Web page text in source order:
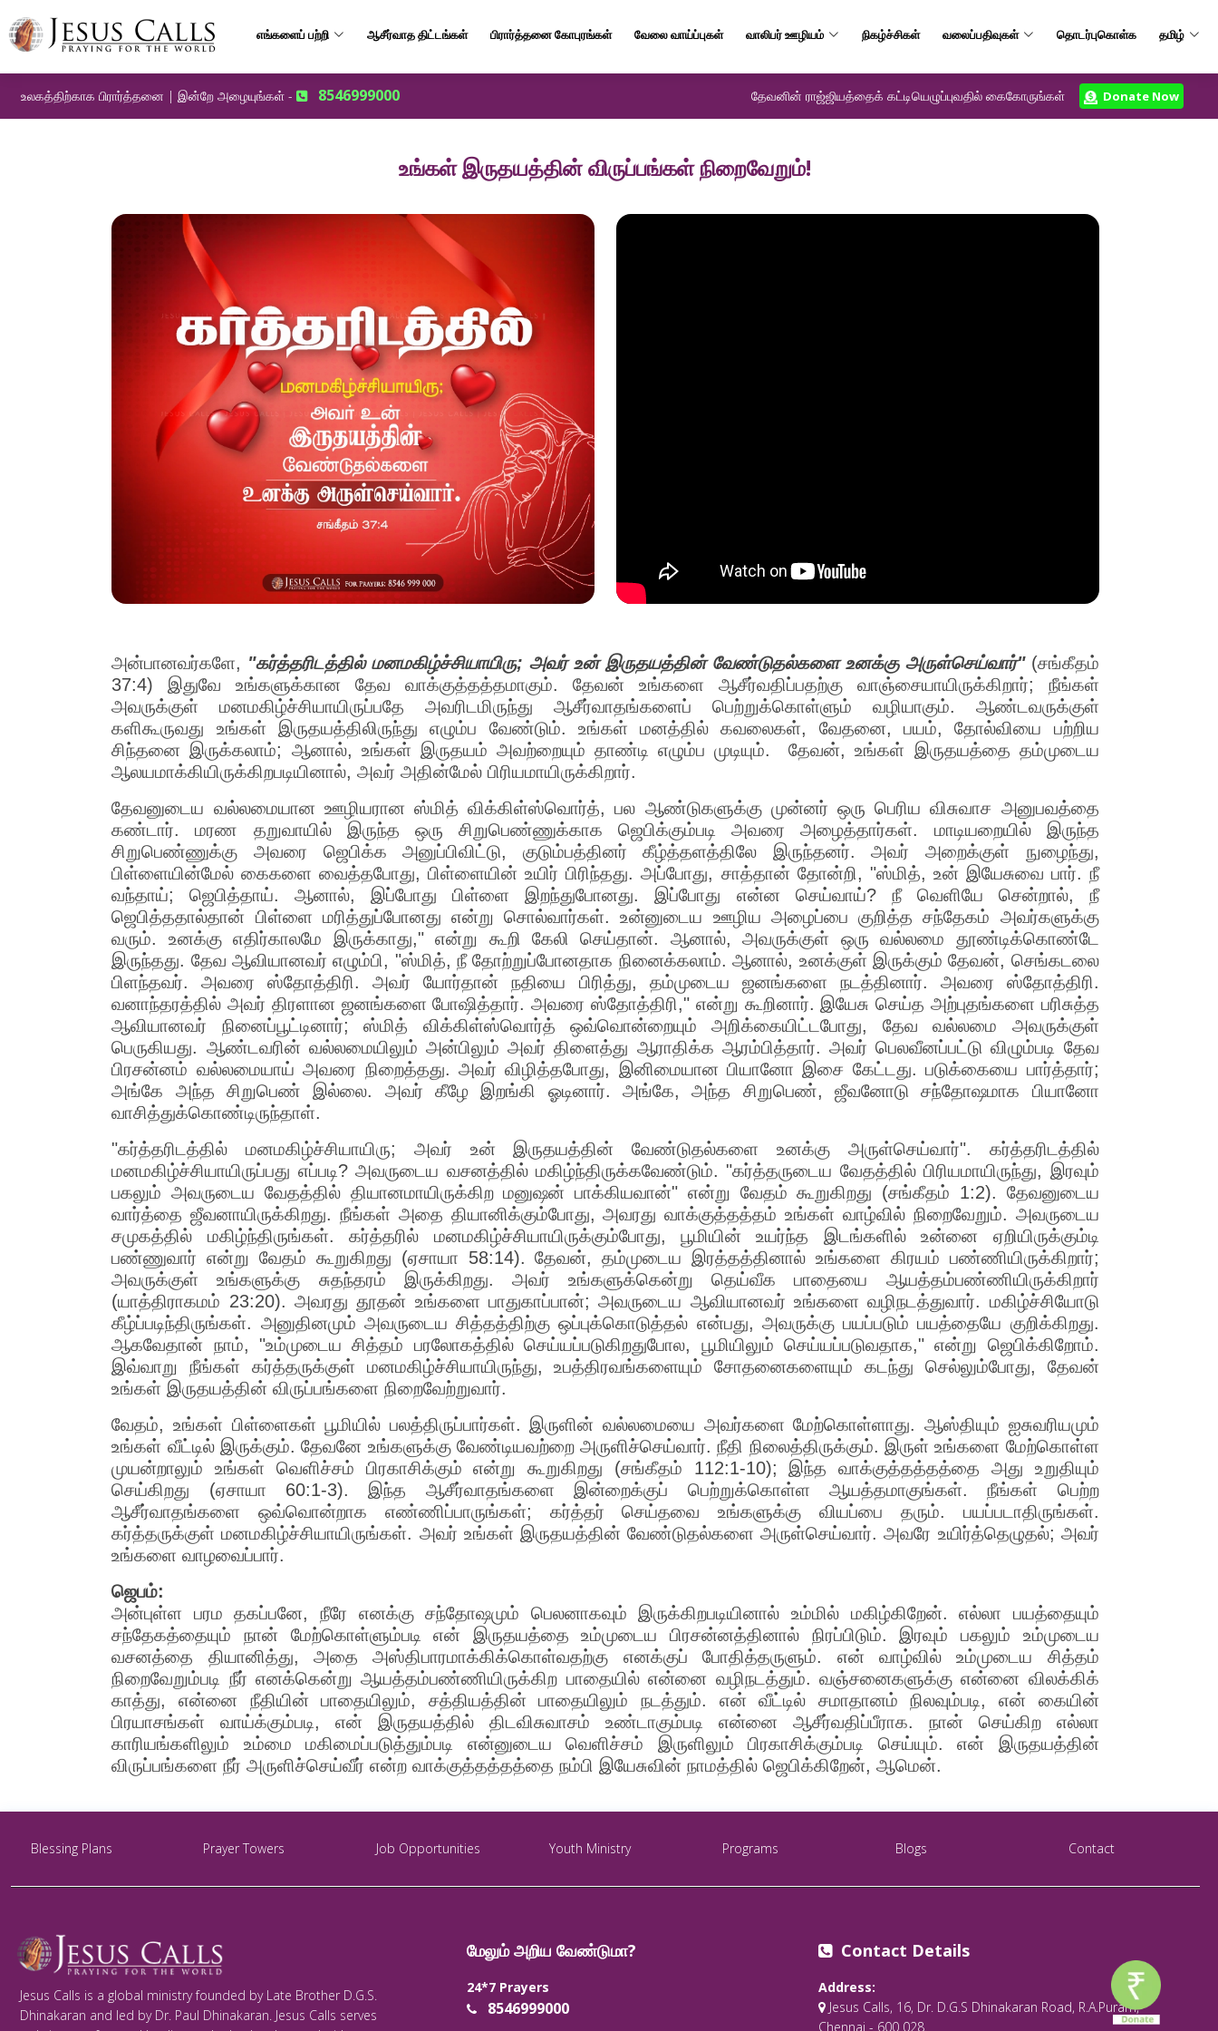
எங்களைப் பற்றி ஆசீர்வாத திட்டங்கள் பிரார்த்தனை கோபுரங்கள் வேலை வாய்ப்புகள் வாலிபர் ஊழியம் நிகழ்ச்சிகள் வலைப்பதிவுகள் தொடர்புகொள்க தமிழ்
உலகத்திற்காக பிரார்த்தனை | இன்றே அழையுங்கள் - 8546999000 தேவனின் ராஜ்ஜியத்தைக் கட்டியெழுப்புவதில் கைகோருங்கள் Donate Now
உங்கள் இருதயத்தின் விருப்பங்கள் நிறைவேறும்!
அன்பானவர்களே, "கர்த்தரிடத்தில் மனமகிழ்ச்சியாயிரு; அவர் உன் இருதயத்தின் வேண்டுதல்களை உனக்கு அருள்செய்வார்"(சங்கீதம்
37:4) இதுவே உங்களுக்கான தேவ வாக்குத்தத்தமாகும். தேவன் உங்களை ஆசீர்வதிப்பதற்கு வாஞ்சையாயிருக்கிறார்; நீங்கள்
அவருக்குள் மனமகிழ்ச்சியாயிருப்பதே அவரிடமிருந்து ஆசீர்வாதங்களைப் பெற்றுக்கொள்ளும் வழியாகும். ஆண்டவருக்குள்
களிகூருவது உங்கள் இருதயத்திலிருந்து எழும்ப வேண்டும். உங்கள் மனத்தில் கவலைகள், வேதனை, பயம், தோல்வியை பற்றிய
சிந்தனை இருக்கலாம்; ஆனால், உங்கள் இருதயம் அவற்றையும் தாண்டி எழும்ப முடியும். தேவன், உங்கள் இருதயத்தை தம்முடைய
ஆலயமாக்கியிருக்கிறபடியினால், அவர் அதின்மேல் பிரியமாயிருக்கிறார்.
தேவனுடைய வல்லமையான ஊழியரான ஸ்மித் விக்கிள்ஸ்வொர்த், பல ஆண்டுகளுக்கு முன்னர் ஒரு பெரிய விசுவாச அனுபவத்தை
கண்டார். மரண தறுவாயில் இருந்த ஒரு சிறுபெண்ணுக்காக ஜெபிக்கும்படி அவரை அழைத்தார்கள். மாடியறையில் இருந்த
சிறுபெண்ணுக்கு அவரை ஜெபிக்க அனுப்பிவிட்டு, குடும்பத்தினர் கீழ்த்தளத்திலே இருந்தனர். அவர் அறைக்குள் நுழைந்து,
பிள்ளையின்மேல் கைகளை வைத்தபோது, பிள்ளையின் உயிர் பிரிந்தது. அப்போது, சாத்தான் தோன்றி, "ஸ்மித், உன் இயேசுவை பார். நீ
வந்தாய்; ஜெபித்தாய். ஆனால், இப்போது பிள்ளை இறந்துபோனது. இப்போது என்ன செய்வாய்? நீ வெளியே சென்றால், நீ
ஜெபித்ததால்தான் பிள்ளை மரித்துப்போனது என்று சொல்வார்கள். உன்னுடைய ஊழிய அழைப்பை குறித்த சந்தேகம் அவர்களுக்கு
வரும். உனக்கு எதிர்காலமே இருக்காது," என்று கூறி கேலி செய்தான். ஆனால், அவருக்குள் ஒரு வல்லமை தூண்டிக்கொண்டே
இருந்தது. தேவ ஆவியானவர் எழும்பி, "ஸ்மித், நீ தோற்றுப்போனதாக நினைக்கலாம். ஆனால், உனக்குள் இருக்கும் தேவன், செங்கடலை
பிளந்தவர். அவரை ஸ்தோத்திரி. அவர் யோர்தான் நதியை பிரித்து, தம்முடைய ஜனங்களை நடத்தினார். அவரை ஸ்தோத்திரி.
வனாந்தரத்தில் அவர் திரளான ஜனங்களை போஷித்தார். அவரை ஸ்தோத்திரி," என்று கூறினார். இயேசு செய்த அற்புதங்களை பரிசுத்த
ஆவியானவர் நினைப்பூட்டினார்; ஸ்மித் விக்கிள்ஸ்வொர்த் ஒவ்வொன்றையும் அறிக்கையிட்டபோது, தேவ வல்லமை அவருக்குள்
பெருகியது. ஆண்டவரின் வல்லமையிலும் அன்பிலும் அவர் திளைத்து ஆராதிக்க ஆரம்பித்தார். அவர் பெலவீனப்பட்டு விழும்படி தேவ
பிரசன்னம் வல்லமையாய் அவரை நிறைத்தது. அவர் விழித்தபோது, இனிமையான பியானோ இசை கேட்டது. படுக்கையை பார்த்தார்;
அங்கே அந்த சிறுபெண் இல்லை. அவர் கீழே இறங்கி ஓடினார். அங்கே, அந்த சிறுபெண், ஜீவனோடு சந்தோஷமாக பியானோ
வாசித்துக்கொண்டிருந்தாள்.
"கர்த்தரிடத்தில் மனமகிழ்ச்சியாயிரு; அவர் உன் இருதயத்தின் வேண்டுதல்களை உனக்கு அருள்செய்வார்". கர்த்தரிடத்தில்
மனமகிழ்ச்சியாயிருப்பது எப்படி? அவருடைய வசனத்தில் மகிழ்ந்திருக்கவேண்டும். "கர்த்தருடைய வேதத்தில் பிரியமாயிருந்து, இரவும்
பகலும் அவருடைய வேதத்தில் தியானமாயிருக்கிற மனுஷன் பாக்கியவான்" என்று வேதம் கூறுகிறது (சங்கீதம் 1:2). தேவனுடைய
வார்த்தை ஜீவனாயிருக்கிறது. நீங்கள் அதை தியானிக்கும்போது, அவரது வாக்குத்தத்தம் உங்கள் வாழ்வில் நிறைவேறும். அவருடைய
சமுகத்தில் மகிழ்ந்திருங்கள். கர்த்தரில் மனமகிழ்ச்சியாயிருக்கும்போது, பூமியின் உயர்ந்த இடங்களில் உன்னை ஏறியிருக்கும்டி
பண்ணுவார் என்று வேதம் கூறுகிறது (ஏசாயா 58:14). தேவன், தம்முடைய இரத்தத்தினால் உங்களை கிரயம் பண்ணியிருக்கிறார்;
அவருக்குள் உங்களுக்கு சுதந்தரம் இருக்கிறது. அவர் உங்களுக்கென்று தெய்வீக பாதையை ஆயத்தம்பண்ணியிருக்கிறார்
(யாத்திராகமம் 23:20). அவரது தூதன் உங்களை பாதுகாப்பான்; அவருடைய ஆவியானவர் உங்களை வழிநடத்துவார். மகிழ்ச்சியோடு
கீழ்ப்படிந்திருங்கள். அனுதினமும் அவருடைய சித்தத்திற்கு ஒப்புக்கொடுத்தல் என்பது, அவருக்கு பயப்படும் பயத்தையே குறிக்கிறது.
ஆகவேதான் நாம், "உம்முடைய சித்தம் பரலோகத்தில் செய்யப்படுகிறதுபோல, பூமியிலும் செய்யப்படுவதாக," என்று ஜெபிக்கிறோம்.
இவ்வாறு நீங்கள் கர்த்தருக்குள் மனமகிழ்ச்சியாயிருந்து, உபத்திரவங்களையும் சோதனைகளையும் கடந்து செல்லும்போது, தேவன்
உங்கள் இருதயத்தின் விருப்பங்களை நிறைவேற்றுவார்.
வேதம், உங்கள் பிள்ளைகள் பூமியில் பலத்திருப்பார்கள். இருளின் வல்லமையை அவர்களை மேற்கொள்ளாது. ஆஸ்தியும் ஐசுவரியமும்
உங்கள் வீட்டில் இருக்கும். தேவனே உங்களுக்கு வேண்டியவற்றை அருளிச்செய்வார். நீதி நிலைத்திருக்கும். இருள் உங்களை மேற்கொள்ள
முயன்றாலும் உங்கள் வெளிச்சம் பிரகாசிக்கும் என்று கூறுகிறது (சங்கீதம் 112:1-10); இந்த வாக்குத்தத்தத்தை அது உறுதியும்
செய்கிறது (ஏசாயா 60:1-3). இந்த ஆசீர்வாதங்களை இன்றைக்குப் பெற்றுக்கொள்ள ஆயத்தமாகுங்கள். நீங்கள் பெற்ற
ஆசீர்வாதங்களை ஒவ்வொன்றாக எண்ணிப்பாருங்கள்; கர்த்தர் செய்தவை உங்களுக்கு வியப்பை தரும். பயப்படாதிருங்கள்.
கர்த்தருக்குள் மனமகிழ்ச்சியாயிருங்கள். அவர் உங்கள் இருதயத்தின் வேண்டுதல்களை அருள்செய்வார். அவரே உயிர்த்தெழுதல்; அவர்
உங்களை வாழவைப்பார்.
ஜெபம்:
அன்புள்ள பரம தகப்பனே, நீரே எனக்கு சந்தோஷமும் பெலனாகவும் இருக்கிறபடியினால் உம்மில் மகிழ்கிறேன். எல்லா பயத்தையும்
சந்தேகத்தையும் நான் மேற்கொள்ளும்படி என் இருதயத்தை உம்முடைய பிரசன்னத்தினால் நிரப்பிடும். இரவும் பகலும் உம்முடைய
வசனத்தை தியானித்து, அதை அஸ்திபாரமாக்கிக்கொள்வதற்கு எனக்குப் போதித்தருளும். என் வாழ்வில் உம்முடைய சித்தம்
நிறைவேறும்படி நீர் எனக்கென்று ஆயத்தம்பண்ணியிருக்கிற பாதையில் என்னை வழிநடத்தும். வஞ்சனைகளுக்கு என்னை விலக்கிக்
காத்து, என்னை நீதியின் பாதையிலும், சத்தியத்தின் பாதையிலும் நடத்தும். என் வீட்டில் சமாதானம் நிலவும்படி, என் கையின்
பிரயாசங்கள் வாய்க்கும்படி, என் இருதயத்தில் திடவிசுவாசம் உண்டாகும்படி என்னை ஆசீர்வதிப்பீராக. நான் செய்கிற எல்லா
காரியங்களிலும் உம்மை மகிமைப்படுத்தும்படி என்னுடைய வெளிச்சம் இருளிலும் பிரகாசிக்கும்படி செய்யும். என் இருதயத்தின்
விருப்பங்களை நீர் அருளிச்செய்வீர் என்ற வாக்குத்தத்தத்தை நம்பி இயேசுவின் நாமத்தில் ஜெபிக்கிறேன், ஆமென்.
Blessing Plans Prayer Towers Job Opportunities Youth Ministry Programs Blogs Contact
Jesus Calls is a global ministry founded by Late Brother D.G.S.
Dhinakaran and led by Dr. Paul Dhinakaran. Jesus Calls serves
மேலும் அறிய வேண்டுமா?
24*7 Prayers
8546999000
Contact Details
Address:
Jesus Calls, 16, Dr. D.G.S Dhinakaran Road, R.A.Puram,
Chennai - 600 028.